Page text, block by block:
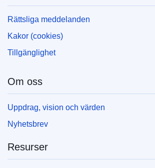
Rättsliga meddelanden
Kakor (cookies)
Tillgänglighet
Om oss
Uppdrag, vision och värden
Nyhetsbrev
Resurser